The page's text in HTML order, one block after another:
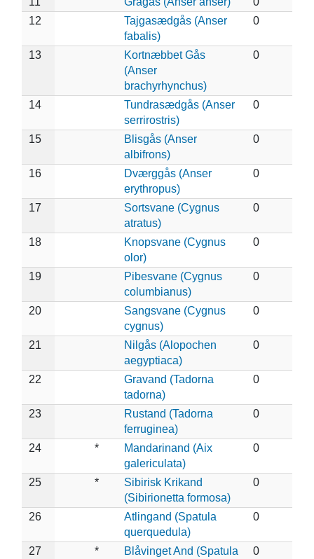
12
Tajgasædgås (Anser
fabalis)
0
13
Kortnæbbet Gås
(Anser
brachyrhynchus)
0
14
Tundrasædgås (Anser
serrirostris)
0
15
Blisgås (Anser
albifrons)
0
16
Dværggås (Anser
erythropus)
0
17
Sortsvane (Cygnus
atratus)
0
18
Knopsvane (Cygnus
olor)
0
19
Pibesvane (Cygnus
columbianus)
0
20
Sangsvane (Cygnus
cygnus)
0
21
Nilgås (Alopochen
aegyptiaca)
0
22
Gravand (Tadorna
tadorna)
0
23
Rustand (Tadorna
ferruginea)
0
24 *
Mandarinand (Aix
galericulata)
0
25 *
Sibirisk Krikand
(Sibirionetta formosa)
0
26
Atlingand (Spatula
querquedula)
0
27 *
Blåvinget And (Spatula
0